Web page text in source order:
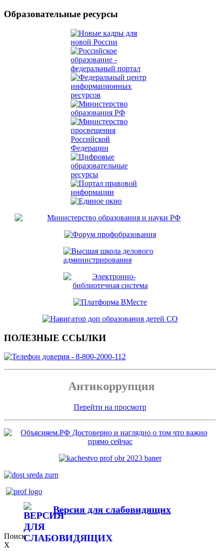
Образовательные ресурсы
ПОЛЕЗНЫЕ ССЫЛКИ
Антикоррупция
Перейти на просмотр
Версия для слабовидящих
Поиск
X